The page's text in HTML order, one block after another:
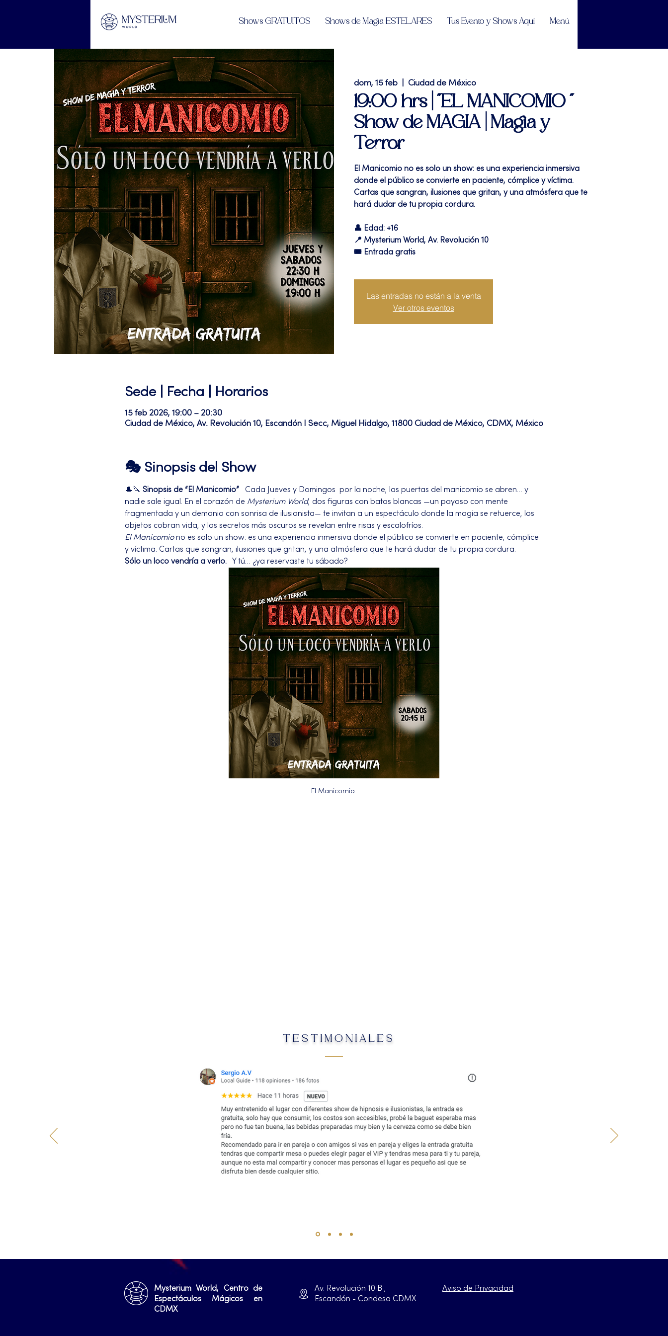
Shows GRATUITOS Shows de Magia ESTELARES Tus Evento y Shows Aquí Menú
dom, 15 feb Ciudad de México
19:00 hrs | "EL MANICOMIO "
Show de MAGIA | Magia y
Terror
El Manicomio no es solo un show: es una experiencia inmersiva
donde el público se convierte en paciente, cómplice y víctima.
Cartas que sangran, ilusiones que gritan, y una atmósfera que te
hará dudar de tu propia cordura.
👤 Edad: +16
📍 Mysterium World, Av. Revolución 10
🎟️ Entrada gratis
Las entradas no están a la venta
Ver otros eventos
Sede | Fecha | Horarios
15 feb 2026, 19:00 – 20:30
Ciudad de México, Av. Revolución 10, Escandón I Secc, Miguel Hidalgo, 11800 Ciudad de México, CDMX, México
🎭 Sinopsis del Show
🎩🔪 Sinopsis de “El Manicomio” Cada Jueves y Domingos  por la noche, las puertas del manicomio se abren… y
nadie sale igual. En el corazón de Mysterium World, dos figuras con batas blancas —un payaso con mente
fragmentada y un demonio con sonrisa de ilusionista— te invitan a un espectáculo donde la magia se retuerce, los
objetos cobran vida, y los secretos más oscuros se revelan entre risas y escalofríos.
El Manicomio no es solo un show: es una experiencia inmersiva donde el público se convierte en paciente, cómplice
y víctima. Cartas que sangran, ilusiones que gritan, y una atmósfera que te hará dudar de tu propia cordura.
Sólo un loco vendría a verlo. Y tú… ¿ya reservaste tu sábado?
El Manicomio
TESTIMONIALES
Mysterium World, Centro de
Espectáculos Mágicos en
CDMX
Av. Revolución 10 B ,
Escandón - Condesa CDMX
Aviso de Privacidad